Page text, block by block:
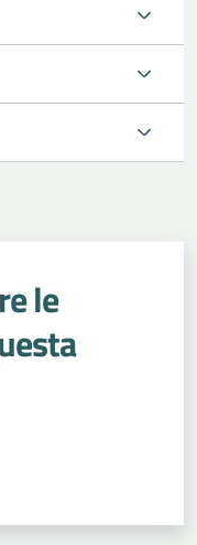
le
da 1 a 5 stelle